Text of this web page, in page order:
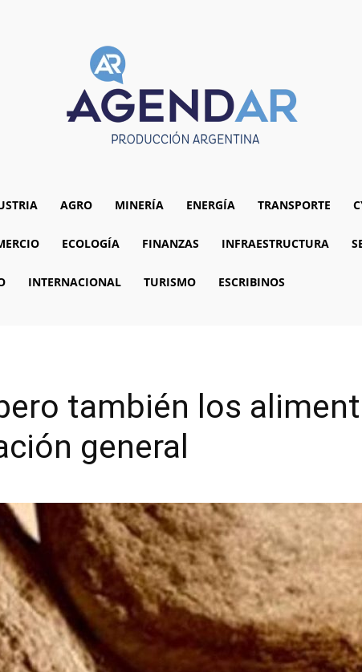
AGRO MINERÍA ENERGÍA TRANSPORTE
ECOLOGÍA FINANZAS INFRAESTRUCTURA
INTERNACIONAL TURISMO ESCRIBINOS
también los
general